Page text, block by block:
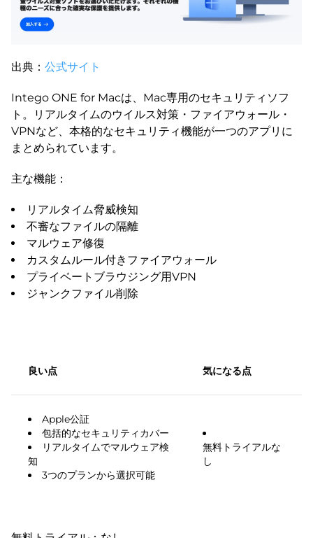
出典： 公式サイト
Intego ONE for Macは、Mac専用のセキュリティソフ
ト。リアルタイムのウイルス対策・ファイアウォール・
VPNなど、本格的なセキュリティ機能が一つのアプリに
まとめられています。
主な機能：
リアルタイム脅威検知
不審なファイルの隔離
マルウェア修復
カスタムルール付きファイアウォール
プライベートブラウジング用VPN
ジャンクファイル削除
良い点 気になる点
Apple公証
包括的なセキュリティカバー
リアルタイムでマルウェア検
知
3つのプランから選択可能
無料トライアルな
し